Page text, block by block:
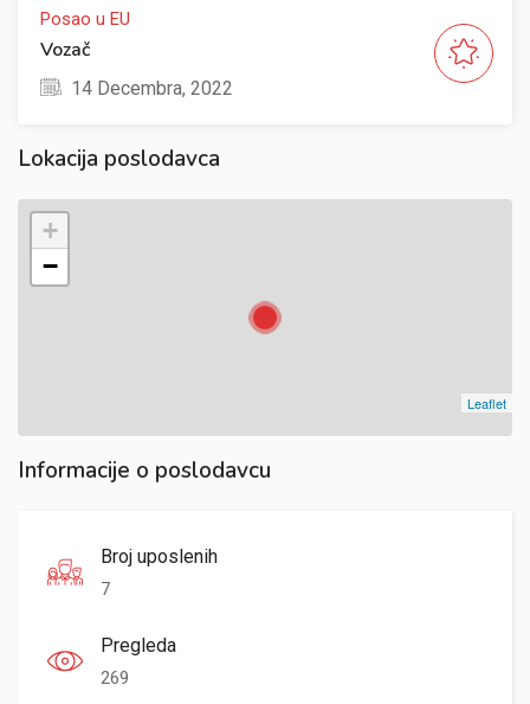
Posao u EU
Vozač
14 Decembra, 2022
Lokacija poslodavca
+
−
Leaflet
Informacije o poslodavcu
Broj uposlenih
7
Pregleda
269